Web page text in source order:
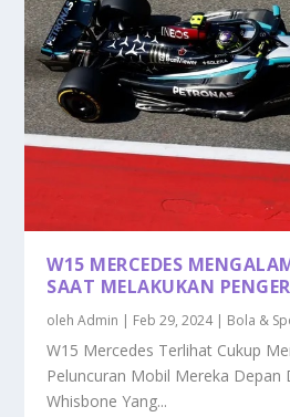
W15 MERCEDES
SAAT MELAKUKAN
olehAdmin | Feb 29, 2024| Bola &
W15 Mercedes Terlihat Cukup
Peluncuran Mobil Mereka Depan
Whisbone Yang...